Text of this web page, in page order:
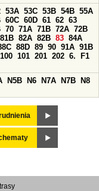
53A 53C 53B 54B 55A
60C 60D 61 62 63
70 71A 71B 72A 72B
81B 82A 82B 83 84A
88D 89 90 91A 91B
100 101 201 202 6.
F1
N5B N6 N7A N7B
N8